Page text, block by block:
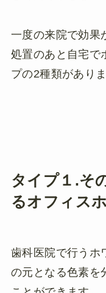
一度の来院で効果
処置のあと自宅で
プの2種類がありま
タイプ１.そ
るオフィス
歯科医院で行うホ
の元となる色素を